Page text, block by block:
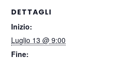
DETTAGLI
Inizio:
Luglio 13 @ 9:00
Fine: